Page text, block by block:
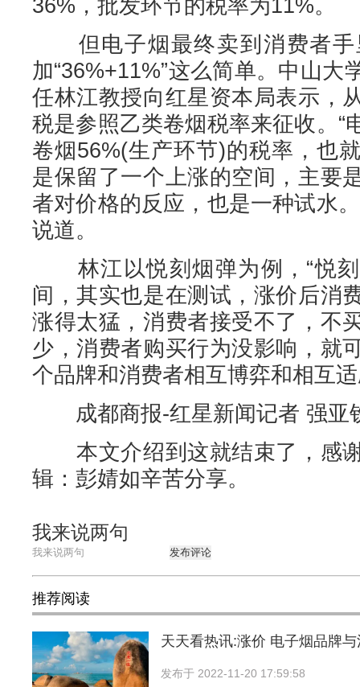
36%，批发环节的税率为11%。
但电子烟最终卖到消费者手
加“36%+11%”这么简单。中山大
任林江教授向红星资本局表示，
税是参照乙类卷烟税率来征收。“
卷烟56%(生产环节)的税率，也
是保留了一个上涨的空间，主要
者对价格的反应，也是一种试水
说道。
林江以悦刻烟弹为例，“悦刻
间，其实也是在测试，涨价后消
涨得太猛，消费者接受不了，不
少，消费者购买行为没影响，就
个品牌和消费者相互博弈和相互
成都商报-红星新闻记者 强亚
本文介绍到这就结束了，感
辑：彭婧如辛苦分享。
我来说两句
发布评论
推荐阅读
天天看热讯:涨价 电子烟品牌
发布于 2022-11-20 17:59:58